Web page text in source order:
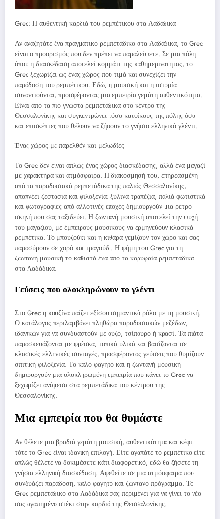
Grec: Η αυθεντική καρδιά του ρεμπέτικου στα Λαδάδικα
Αν αναζητάτε ένα πραγματικό ρεμπετάδικο στα Λαδάδικα, το Grec
είναι ο προορισμός που δεν πρέπει να παραλείψετε. Σε μια πόλη
όπου η διασκέδαση αποτελεί κομμάτι της καθημερινότητας, το
Grec ξεχωρίζει ως ένας χώρος που τιμά και συνεχίζει την
παράδοση του ρεμπέτικου. Εδώ, η μουσική και η ιστορία
συναντιούνται, προσφέροντας μια εμπειρία γεμάτη αυθεντικότητα.
Είναι από τα πιο γνωστά ρεμπετάδικα στο κέντρο της
Θεσσαλονίκης και συγκεντρώνει τόσο κατοίκους της πόλης όσο
και επισκέπτες που θέλουν να ζήσουν το γνήσιο ελληνικό γλέντι.
Ένας χώρος με παρελθόν και μελωδίες
Το Grec δεν είναι απλώς ένας χώρος διασκέδασης, αλλά ένα μαγαζί
με χαρακτήρα και ατμόσφαιρα. Η διακόσμησή του, επηρεασμένη
από τα παραδοσιακά ρεμπετάδικα της παλιάς Θεσσαλονίκης,
αποπνέει ζεστασιά και φιλοξενία: ξύλινα τραπέζια, παλιά φωτιστικά
και φωτογραφίες από αλλοτινές εποχές δημιουργούν μια ρετρό
σκηνή που σας ταξιδεύει. Η ζωντανή μουσική αποτελεί την ψυχή
του μαγαζιού, με έμπειρους μουσικούς να ερμηνεύουν κλασικά
ρεμπέτικα. Το μπουζούκι και η κιθάρα γεμίζουν τον χώρο και σας
παρασύρουν σε χορό και τραγούδι. Η φήμη του Grec για τη
ζωντανή μουσική το καθιστά ένα από τα κορυφαία ρεμπετάδικα
στα Λαδάδικα.
Γεύσεις που ολοκληρώνουν το γλέντι
Στο Grec η κουζίνα παίζει εξίσου σημαντικό ρόλο με τη μουσική.
Ο κατάλογος περιλαμβάνει πληθώρα παραδοσιακών μεζέδων,
ιδανικών για να συνδυαστούν με ούζο, τσίπουρο ή κρασί. Τα πιάτα
παρασκευάζονται με φρέσκα, τοπικά υλικά και βασίζονται σε
κλασικές ελληνικές συνταγές, προσφέροντας γεύσεις που θυμίζουν
σπιτική φιλοξενία. Το καλό φαγητό και η ζωντανή μουσική
δημιουργούν μια ολοκληρωμένη εμπειρία που κάνει το Grec να
ξεχωρίζει ανάμεσα στα ρεμπετάδικα του κέντρου της
Θεσσαλονίκης.
Μια εμπειρία που θα θυμάστε
Αν θέλετε μια βραδιά γεμάτη μουσική, αυθεντικότητα και κέφι,
τότε το Grec είναι ιδανική επιλογή. Είτε αγαπάτε το ρεμπέτικο είτε
απλώς θέλετε να δοκιμάσετε κάτι διαφορετικό, εδώ θα ζήσετε τη
γνήσια ελληνική διασκέδαση. Αφεθείτε σε μια ατμόσφαιρα που
συνδυάζει παράδοση, καλό φαγητό και ζωντανό πρόγραμμα. Το
Grec ρεμπετάδικο στα Λαδάδικα σας περιμένει για να γίνει το νέο
σας αγαπημένο στέκι στην καρδιά της Θεσσαλονίκης.